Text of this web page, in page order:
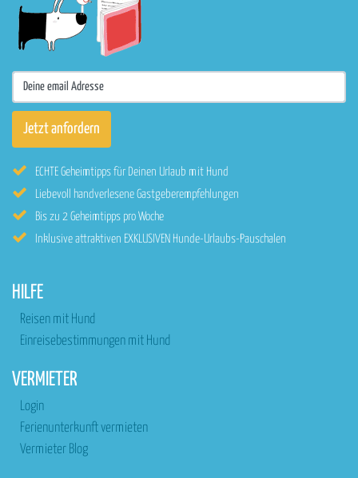
ECHTE Geheimtipps für Deinen Urlaub mit Hund
Liebevoll handverlesene Gastgeberempfehlungen
Bis zu 2 Geheimtipps pro Woche
Inklusive attraktiven EXKLUSIVEN Hunde-Urlaubs-Pauschalen
HILFE
Reisen mit Hund
Einreisebestimmungen mit Hund
VERMIETER
Login
Ferienunterkunft vermieten
Vermieter Blog